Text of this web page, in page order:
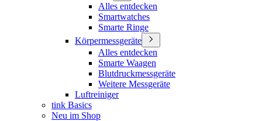
Alles entdecken
Smartwatches
Smarte Ringe
Körpermessgeräte
Alles entdecken
Smarte Waagen
Blutdruckmessgeräte
Weitere Messgeräte
Luftreiniger
tink Basics
Neu im Shop